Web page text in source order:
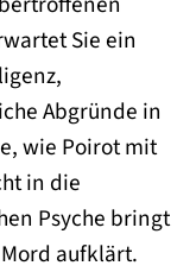
Sie ein
Abgründe in
wie Poirot mit
in die
Psyche bringt
aufklärt.